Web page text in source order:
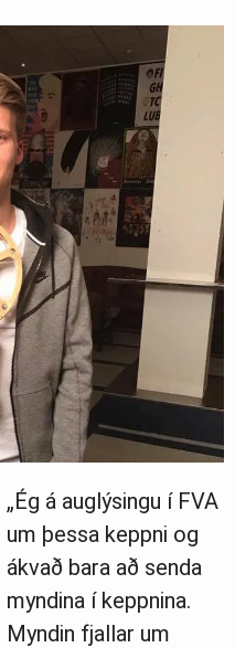
„Ég á auglýsingu í FVA
um þessa keppni og
ákvað bara að senda
myndina í keppnina.
Myndin fjallar um